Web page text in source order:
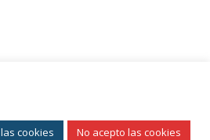
cookies No acepto las cookies